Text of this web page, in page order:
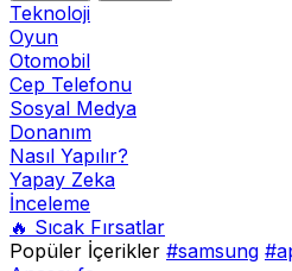
Teknoloji
Oyun
Otomobil
Cep Telefonu
Sosyal Medya
Donanım
Nasıl Yapılır?
Yapay Zeka
İnceleme
🔥 Sıcak Fırsatlar
Popüler İçerikler #samsung